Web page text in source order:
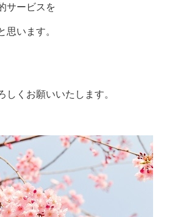
サービスを
思います。
しくお願いいたします。